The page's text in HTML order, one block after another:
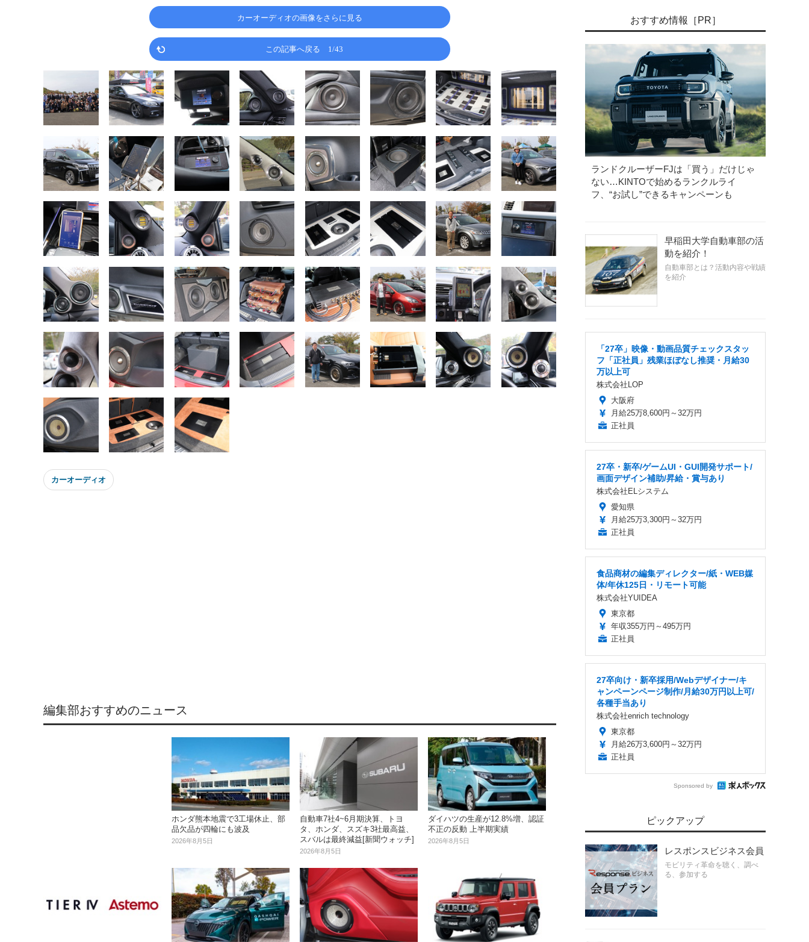
カーオーディオの画像をさらに見る
この記事へ戻る 1/43
カーオーディオ
編集部おすすめのニュース
ホンダ熊本地震で3工場休止、部
品欠品が四輪にも波及
2026年8月5日
自動車7社4~6月期決算、トヨ
タ、ホンダ、スズキ3社最高益、
スバルは最終減益[新聞ウォッチ]
2026年8月5日
ダイハツの生産が12.8%増、認証
不正の反動 上半期実績
2026年8月5日
おすすめ情報［PR］
ランドクルーザーFJは「買う」だけじゃ
ない…KINTOで始めるランクルライ
フ、“お試し”できるキャンペーンも
早稲田大学自動車部の活
動を紹介！
自動車部とは？活動内容や戦績
を紹介
「27卒」映像・動画品質チェックスタッ
フ「正社員」残業ほぼなし推奨・月給30
万以上可
株式会社LOP
大阪府
月給25万8,600円～32万円
正社員
27卒・新卒/ゲームUI・GUI開発サポート/
画面デザイン補助/昇給・賞与あり
株式会社ELシステム
愛知県
月給25万3,300円～32万円
正社員
食品商材の編集ディレクター/紙・WEB媒
体/年休125日・リモート可能
株式会社YUIDEA
東京都
年収355万円～495万円
正社員
27卒向け・新卒採用/Webデザイナー/キ
ャンペーンページ制作/月給30万円以上可/
各種手当あり
株式会社enrich technology
東京都
月給26万3,600円～32万円
正社員
Sponsored by
ピックアップ
レスポンスビジネス会員
モビリティ革命を聴く、調べ
る、参加する